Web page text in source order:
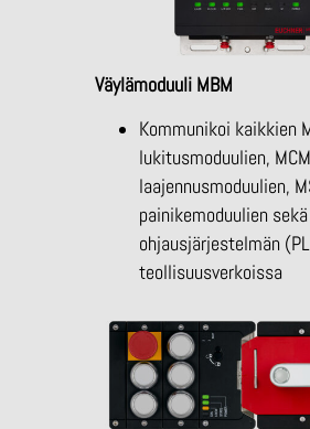
Väylämoduuli MBM
Kommunikoi kaikkien
lukitusmoduulien,
laajennusmoduulien,
painikemoduulien sekä
ohjausjärjestelmän
teollisuusverkoissa